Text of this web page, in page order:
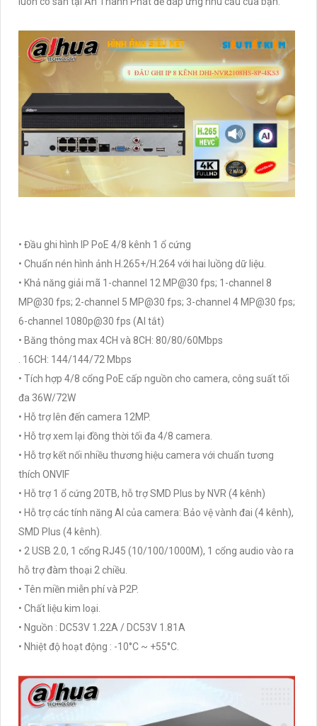
• Đầu ghi hình IP PoE 4/8 kênh 1 ổ cứng
• Chuẩn nén hình ảnh H.265+/H.264 với hai luồng dữ liệu.
• Khả năng giải mã 1-channel 12 MP@30 fps; 1-channel 8
MP@30 fps; 2-channel 5 MP@30 fps; 3-channel 4 MP@30 fps;
6-channel 1080p@30 fps (AI tắt)
• Băng thông max 4CH và 8CH: 80/80/60Mbps
. 16CH: 144/144/72 Mbps
• Tích hợp 4/8 cổng PoE cấp nguồn cho camera, công suất tối
đa 36W/72W
• Hỗ trợ lên đến camera 12MP.
• Hỗ trợ xem lại đồng thời tối đa 4/8 camera.
• Hỗ trợ kết nối nhiều thương hiệu camera với chuẩn tương
thích ONVIF
• Hỗ trợ 1 ổ cứng 20TB, hỗ trợ SMD Plus by NVR (4 kênh)
• Hỗ trợ các tính năng AI của camera: Bảo vệ vành đai (4 kênh),
SMD Plus (4 kênh).
• 2 USB 2.0, 1 cổng RJ45 (10/100/1000M), 1 cổng audio vào ra
hỗ trợ đàm thoại 2 chiều.
• Tên miền miễn phí và P2P.
• Chất liệu kim loại.
• Nguồn : DC53V 1.22A / DC53V 1.81A
• Nhiệt độ hoạt động : -10°C ~ +55°C.